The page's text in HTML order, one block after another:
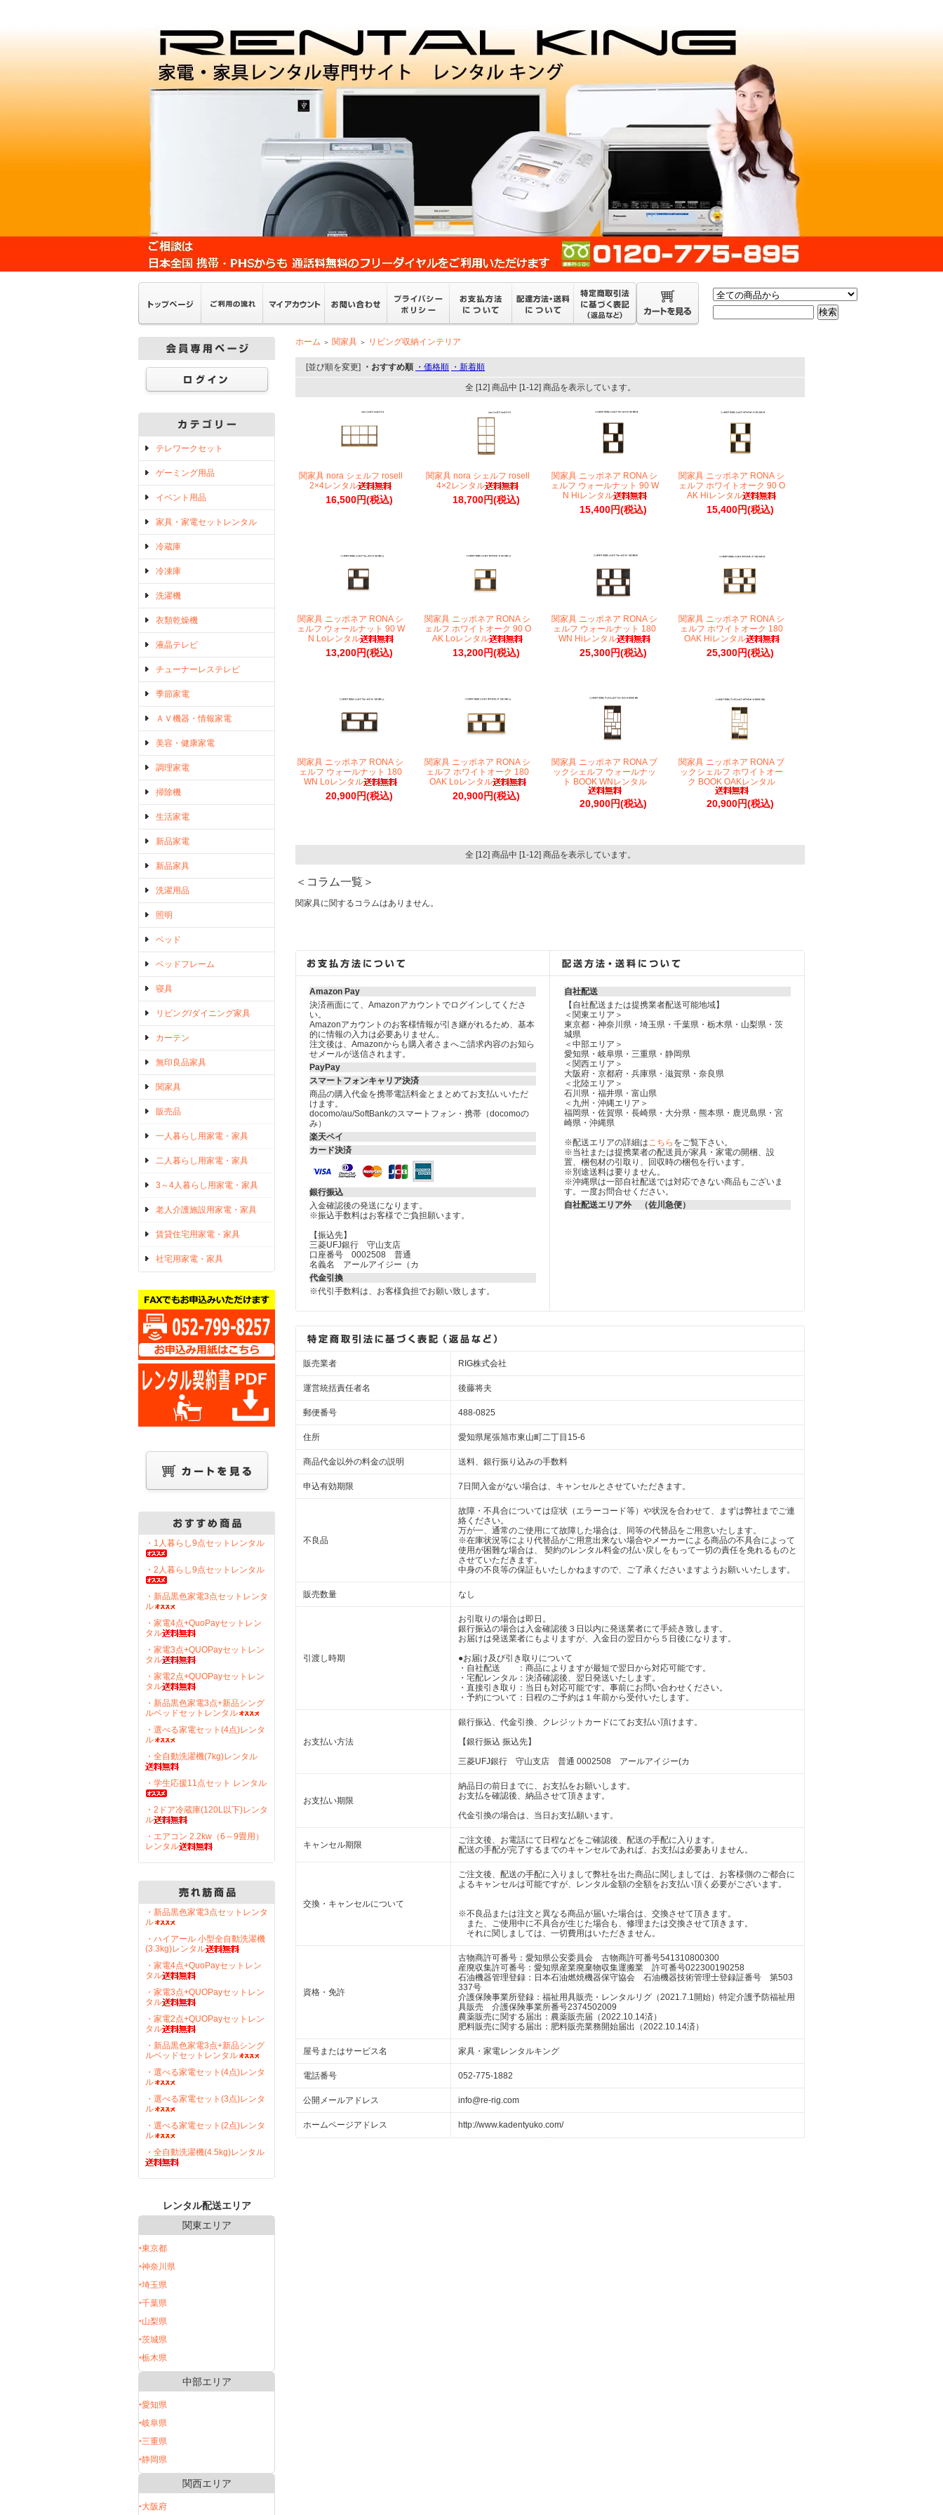
テレワークセット
ゲーミング用品
イベント用品
家具・家電セットレンタル
冷蔵庫
冷凍庫
洗濯機
衣類乾燥機
液晶テレビ
チューナーレステレビ
季節家電
ＡＶ機器・情報家電
美容・健康家電
調理家電
掃除機
生活家電
新品家電
新品家具
洗濯用品
照明
ベッド
ベッドフレーム
寝具
リビング/ダイニング家具
カーテン
無印良品家具
関家具
販売品
一人暮らし用家電・家具
二人暮らし用家電・家具
3～4人暮らし用家電・家具
老人介護施設用家電・家具
賃貸住宅用家電・家具
社宅用家電・家具
・1人暮らし9点セットレンタル
・2人暮らし9点セットレンタル
・新品黒色家電3点セットレンタ
ル
・家電4点+QuoPayセットレン
タル
・家電3点+QUOPayセットレン
タル
・家電2点+QUOPayセットレン
タル
・新品黒色家電3点+新品シング
ルベッドセットレンタル
・選べる家電セット(4点)レンタ
ル
・全自動洗濯機(7kg)レンタル
・学生応援11点セット レンタル
・2ドア冷蔵庫(120L以下)レンタ
ル
・エアコン 2.2kw（6～9畳用）
レンタル
・新品黒色家電3点セットレンタ
ル
・ハイアール 小型全自動洗濯機
(3.3kg)レンタル
・家電4点+QuoPayセットレン
タル
・家電3点+QUOPayセットレン
タル
・家電2点+QUOPayセットレン
タル
・新品黒色家電3点+新品シング
ルベッドセットレンタル
・選べる家電セット(4点)レンタ
ル
・選べる家電セット(3点)レンタ
ル
・選べる家電セット(2点)レンタ
ル
・全自動洗濯機(4.5kg)レンタル
レンタル配送エリア
関東エリア
‣東京都
‣神奈川県
‣埼玉県
‣千葉県
‣山梨県
‣茨城県
‣栃木県
中部エリア
‣愛知県
‣岐阜県
‣三重県
‣静岡県
関西エリア
‣大阪府
ホーム ＞ 関家具 ＞ リビング収納インテリア
[並び順を変更] ・おすすめ順 ・価格順 ・新着順
全 [12] 商品中 [1-12] 商品を表示しています。
関家具 nora シェルフ rosell
2×4レンタル
16,500円(税込)
関家具 nora シェルフ rosell
4×2レンタル
18,700円(税込)
関家具 ニッポネア RONA シ
ェルフ ウォールナット 90 W
N Hiレンタル
15,400円(税込)
関家具 ニッポネア RONA シ
ェルフ ホワイトオーク 90 O
AK Hiレンタル
15,400円(税込)
関家具 ニッポネア RONA シ
ェルフ ウォールナット 90 W
N Loレンタル
13,200円(税込)
関家具 ニッポネア RONA シ
ェルフ ホワイトオーク 90 O
AK Loレンタル
13,200円(税込)
関家具 ニッポネア RONA シ
ェルフ ウォールナット 180
WN Hiレンタル
25,300円(税込)
関家具 ニッポネア RONA シ
ェルフ ホワイトオーク 180
OAK Hiレンタル
25,300円(税込)
関家具 ニッポネア RONA シ
ェルフ ウォールナット 180
WN Loレンタル
20,900円(税込)
関家具 ニッポネア RONA シ
ェルフ ホワイトオーク 180
OAK Loレンタル
20,900円(税込)
関家具 ニッポネア RONA ブ
ックシェルフ ウォールナッ
ト BOOK WNレンタル
20,900円(税込)
関家具 ニッポネア RONA ブ
ックシェルフ ホワイトオー
ク BOOK OAKレンタル
20,900円(税込)
全 [12] 商品中 [1-12] 商品を表示しています。
＜コラム一覧＞
関家具に関するコラムはありません。
Amazon Pay
決済画面にて、Amazonアカウントでログインしてくださ
い。
Amazonアカウントのお客様情報が引き継がれるため、基本
的に情報の入力は必要ありません。
注文後は、Amazonからも購入者さまへご請求内容のお知ら
せメールが送信されます。
PayPay
スマートフォンキャリア決済
商品の購入代金を携帯電話料金とまとめてお支払いいただ
けます。
docomo/au/SoftBankのスマートフォン・携帯（docomoの
み）
楽天ペイ
カード決済
銀行振込
入金確認後の発送になります。
※振込手数料はお客様でご負担願います。
【振込先】
三菱UFJ銀行 守山支店
口座番号 0002508 普通
名義名 アールアイジー（カ
代金引換
※代引手数料は、お客様負担でお願い致します。
自社配送
【自社配送または提携業者配送可能地域】
＜関東エリア＞
東京都・神奈川県・埼玉県・千葉県・栃木県・山梨県・茨
城県
＜中部エリア＞
愛知県・岐阜県・三重県・静岡県
＜関西エリア＞
大阪府・京都府・兵庫県・滋賀県・奈良県
＜北陸エリア＞
石川県・福井県・富山県
＜九州・沖縄エリア＞
福岡県・佐賀県・長崎県・大分県・熊本県・鹿児島県・宮
崎県・沖縄県
※配送エリアの詳細はこちら をご覧下さい。
※当社または提携業者の配送員が家具・家電の開梱、設
置、梱包材の引取り、回収時の梱包を行います。
※別途送料は要りません。
※沖縄県は一部自社配送では対応できない商品もございま
す。一度お問合せください。
自社配送エリア外 （佐川急便）
販売業者 RIG株式会社
運営統括責任者名 後藤将夫
郵便番号 488-0825
住所 愛知県尾張旭市東山町二丁目15-6
商品代金以外の料金の説明 送料、銀行振り込みの手数料
申込有効期限 7日間入金がない場合は、キャンセルとさせていただきます。
不良品
故障・不具合については症状（エラーコード等）や状況を合わせて、まずは弊社までご連
絡ください。
万が一、通常のご使用にて故障した場合は、同等の代替品をご用意いたします。
※在庫状況等により代替品がご用意出来ない場合やメーカーによる商品の不具合によって
使用が困難な場合は、 契約のレンタル料金の払い戻しをもって一切の責任を免れるものと
させていただきます。
中身の不良等の保証もいたしかねますので、ご了承くださいますようお願いいたします。
販売数量 なし
引渡し時期
お引取りの場合は即日。
銀行振込の場合は入金確認後３日以内に発送業者にて手続き致します。
お届けは発送業者にもよりますが、入金日の翌日から５日後になります。
●お届け及び引き取りについて
・自社配送 ：商品によりますが最短で翌日から対応可能です。
・宅配レンタル：決済確認後、翌日発送いたします。
・直接引き取り：当日も対応可能です。事前にお問い合わせください。
・予約について：日程のご予約は１年前から受付いたします。
お支払い方法
銀行振込、代金引換、クレジットカードにてお支払い頂けます。
【銀行振込 振込先】
三菱UFJ銀行 守山支店 普通 0002508 アールアイジー(カ
お支払い期限
納品日の前日までに、お支払をお願いします。
お支払を確認後、納品させて頂きます。
代金引換の場合は、当日お支払願います。
キャンセル期限
ご注文後、お電話にて日程などをご確認後、配送の手配に入ります。
配送の手配が完了するまでのキャンセルであれば、お支払は必要ありません。
交換・キャンセルについて
ご注文後、配送の手配に入りまして弊社を出た商品に関しましては、お客様側のご都合に
よるキャンセルは可能ですが、レンタル金額の全額をお支払い頂く必要がございます。
※不良品または注文と異なる商品が届いた場合は、交換させて頂きます。
また、ご使用中に不具合が生じた場合も、修理または交換させて頂きます。
それに関しましては、一切費用はいただきません。
資格・免許
古物商許可番号：愛知県公安委員会 古物商許可番号541310800300
産廃収集許可番号：愛知県産業廃棄物収集運搬業 許可番号022300190258
石油機器管理登録：日本石油燃焼機器保守協会 石油機器技術管理士登録証番号 第503
337号
介護保険事業所登録：福祉用具販売・レンタルリグ（2021.7.1開始）特定介護予防福祉用
具販売 介護保険事業所番号2374502009
農薬販売に関する届出：農薬販売届（2022.10.14済）
肥料販売に関する届出：肥料販売業務開始届出（2022.10.14済）
屋号またはサービス名 家具・家電レンタルキング
電話番号 052-775-1882
公開メールアドレス info@re-rig.com
ホームページアドレス http://www.kadentyuko.com/